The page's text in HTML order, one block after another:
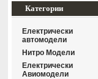
Категории
Електрически
автомодели
Нитро Модели
Електрически
Авиомодели